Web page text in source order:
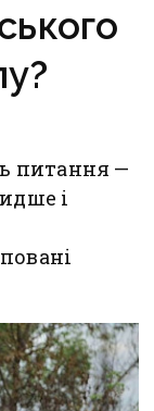
питання —
і